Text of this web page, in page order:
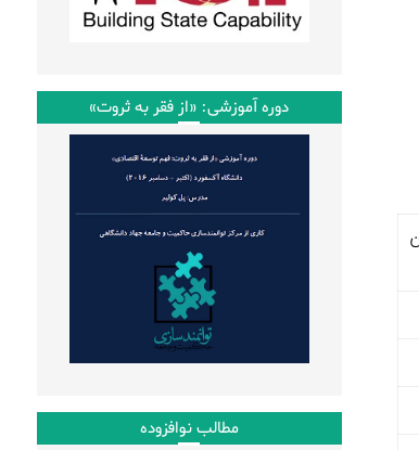
دوره آموزشی: «از فقر به ثروت»
مطالب نوافزوده